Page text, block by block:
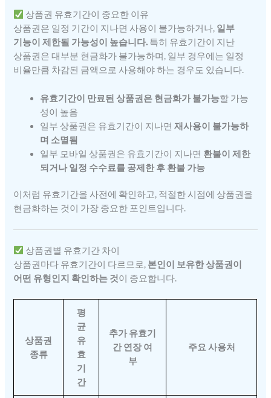
상품권 유효기간이 중요한 이유
상품권은 일정 기간이 지나면 사용이 불가능하거나, 일부
기능이 제한될 가능성이 높습니다. 특히 유효기간이 지난
상품권은 대부분 현금화가 불가능하며, 일부 경우에는 일정
비율만큼 차감된 금액으로 사용해야 하는 경우도 있습니다.
유효기간이 만료된 상품권은 현금화가 불가능할 가능
성이 높음
일부 상품권은 유효기간이 지나면재사용이 불가능하
며 소멸됨
일부 모바일 상품권은 유효기간이 지나면 환불이 제한
되거나 일정 수수료를 공제한 후 환불 가능
이처럼 유효기간을 사전에 확인하고, 적절한 시점에 상품권을
현금화하는 것이 가장 중요한 포인트입니다.
상품권별 유효기간 차이
상품권마다 유효기간이 다르므로, 본인이 보유한 상품권이
어떤 유형인지 확인하는 것이 중요합니다.
상품권
종류
평
균
유
효
기
간
추가 유효기
간 연장 여
부
주요 사용처